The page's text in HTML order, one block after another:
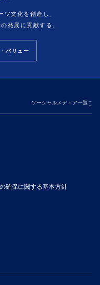
文化を創造し、
発展に貢献する。
バリュー
ソーシャルメディア一覧
確保に関する基本方針